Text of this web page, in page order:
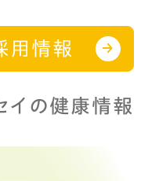
用情報
イの健康情報